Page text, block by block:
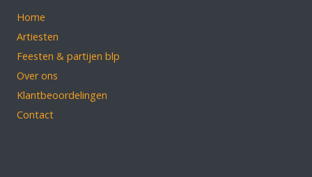
Home
Artiesten
Feesten & partijen blp
Over ons
Klantbeoordelingen
Contact